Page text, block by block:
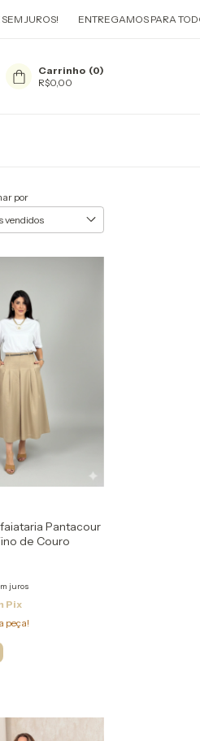
ENTREGAMOS PARA TODO O BRASIL!
Carrinho (0)
R$0,00
por
Pantacour
de Couro
juros
Pix
peça!